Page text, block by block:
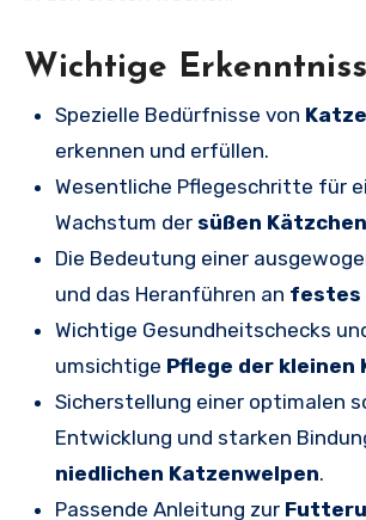
Wichtige
Spezielle Bedürfnisse von
erkennen und erfüllen.
Wesentliche Pflegeschritte für
Wachstum der süßen Kätzchen
Die Bedeutung einer
und das Heranführen an
Wichtige Gesundheitschecks
umsichtige Pflege der kleinen
Sicherstellung einer optimalen
Entwicklung und starken
niedlichen Katzenwelpen.
Passende Anleitung zur